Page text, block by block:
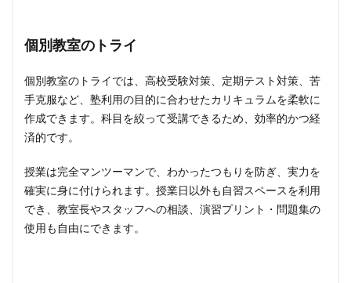
個別教室のトライ
個別教室のトライでは、高校受験対策、定期テスト対策、苦
手克服など、塾利用の目的に合わせたカリキュラムを柔軟に
作成できます。科目を絞って受講できるため、効率的かつ経
済的です。
授業は完全マンツーマンで、わかったつもりを防ぎ、実力を
確実に身に付けられます。授業日以外も自習スペースを利用
でき、教室長やスタッフへの相談、演習プリント・問題集の
使用も自由にできます。